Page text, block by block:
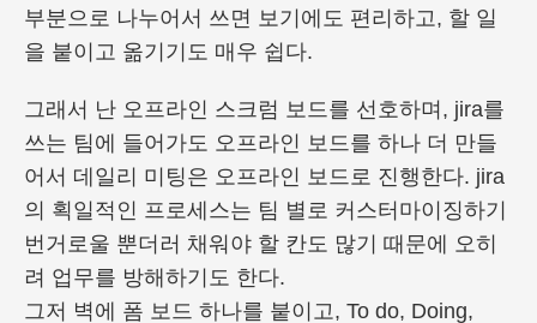
부분으로 나누어서 쓰면 보기에도 편리하고, 할 일
을 붙이고 옮기기도 매우 쉽다.
그래서 난 오프라인 스크럼 보드를 선호하며, jira를
쓰는 팀에 들어가도 오프라인 보드를 하나 더 만들
어서 데일리 미팅은 오프라인 보드로 진행한다. jira
의 획일적인 프로세스는 팀 별로 커스터마이징하기
번거로울 뿐더러 채워야 할 칸도 많기 때문에 오히
려 업무를 방해하기도 한다.
그저 벽에 폼 보드 하나를 붙이고, To do, Doing,